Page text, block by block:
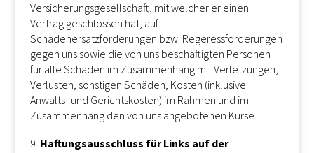
Versicherungsgesellschaft, mit welcher er einen
Vertrag geschlossen hat, auf
Schadenersatzforderungen bzw. Regeressforderungen
gegen uns sowie die von uns beschäftigten Personen
für alle Schäden im Zusammenhang mit Verletzungen,
Verlusten, sonstigen Schäden, Kosten (inklusive
Anwalts- und Gerichtskosten) im Rahmen und im
Zusammenhang den von uns angebotenen Kurse.
Haftungsausschluss für Links auf der